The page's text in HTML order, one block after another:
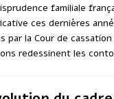
familiale
ces dernières
par la Cour de
redessinent les